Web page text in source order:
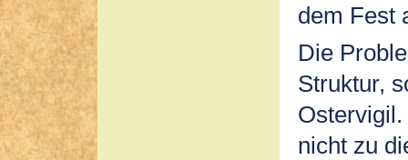
dem Fest
Die
Struktur,
nicht zu